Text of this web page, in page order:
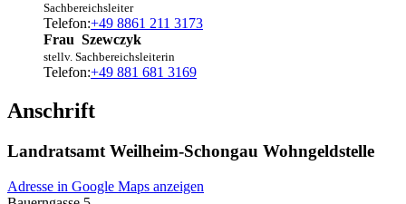
Sachbereichsleiter
Telefon:+49 8861 211 3173
Frau Szewczyk
stellv. Sachbereichsleiterin
Telefon:+49 881 681 3169
Anschrift
Landratsamt Weilheim-Schongau Wohngeldstelle
Adresse in Google Maps anzeigen